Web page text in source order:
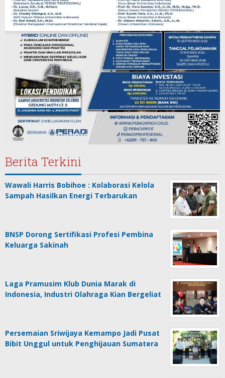
Berita Terkini
Wawali Harris Bobihoe : Kolaborasi Kelola
Sampah Hasilkan Energi Terbarukan
BNSP Dorong Sertifikasi Profesi Pembina
Keluarga Sakinah
Laga Pramusim Klub Dunia Marak di
Indonesia, Industri Olahraga Kian Bergeliat
Persemaian Sriwijaya Kemampo Jadi Pusat
Bibit Unggul untuk Penghijauan Sumatera